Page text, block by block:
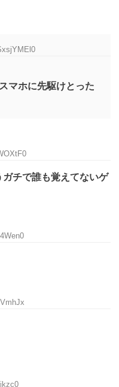
マホに先駆けとった
チで誰も覚えてないゲ